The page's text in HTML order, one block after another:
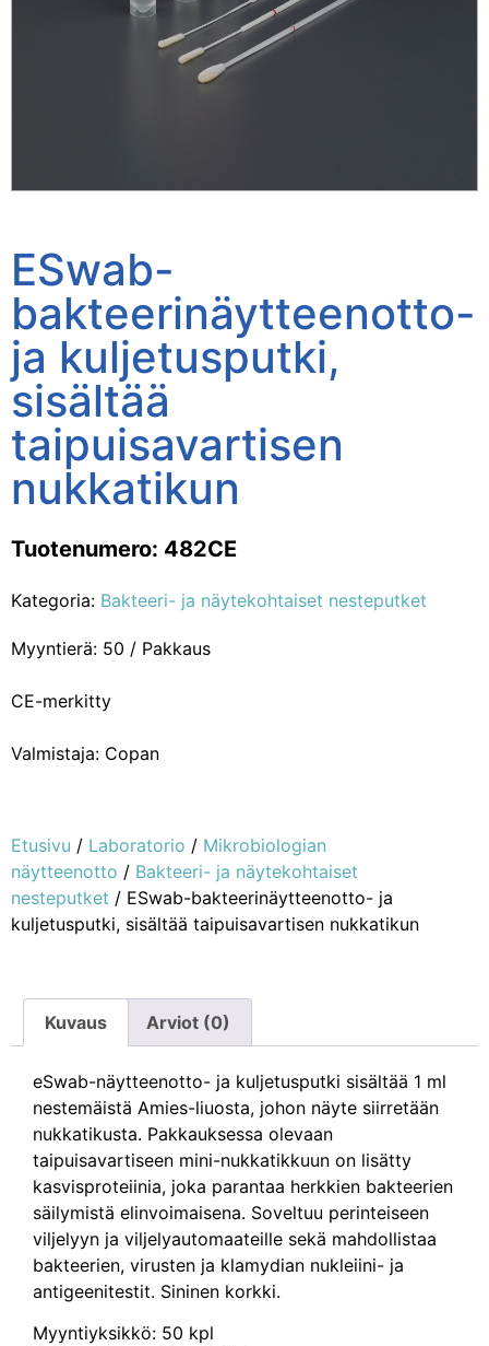
ESwab-
bakteerinäytteenotto-
ja kuljetusputki,
sisältää
taipuisavartisen
nukkatikun
Tuotenumero: 482CE
Kategoria: Bakteeri- ja näytekohtaiset nesteputket
Myyntierä: 50 / Pakkaus
CE-merkitty
Valmistaja: Copan
Etusivu / Laboratorio / Mikrobiologian
näytteenotto / Bakteeri- ja näytekohtaiset
nesteputket / ESwab-bakteerinäytteenotto- ja
kuljetusputki, sisältää taipuisavartisen nukkatikun
Kuvaus Arviot (0)
eSwab-näytteenotto- ja kuljetusputki sisältää 1 ml
nestemäistä Amies-liuosta, johon näyte siirretään
nukkatikusta. Pakkauksessa olevaan
taipuisavartiseen mini-nukkatikkuun on lisätty
kasvisproteiinia, joka parantaa herkkien bakteerien
säilymistä elinvoimaisena. Soveltuu perinteiseen
viljelyyn ja viljelyautomaateille sekä mahdollistaa
bakteerien, virusten ja klamydian nukleiini- ja
antigeenitestit. Sininen korkki.
Myyntiyksikkö: 50 kpl